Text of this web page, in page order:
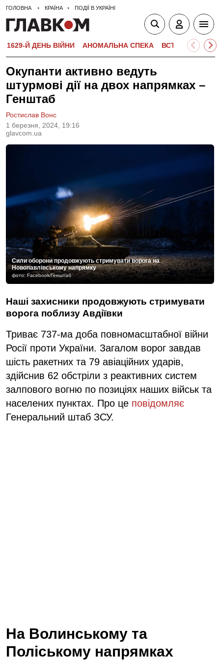
ГОЛОВНА КРАЇНА ПОДІЇ В УКРАЇНІ
1629-Й ДЕНЬ ВІЙНИ АНОМАЛЬНА СПЕКА ВСТУПНА
Окупанти активно ведуть
штурмові дії на двох напрямках –
Генштаб
1 березня, 2024, 19:16
glavcom.ua
Ростислав Вонс
Сили оборони продовжують стримувати ворога на
Новопавлівському напрямку
фото: Facebook/Генштаб
Наші захисники продовжують стримувати
ворога поблизу Авдіївки
Триває 737-ма доба повномасштабної війни
Росії проти України. Загалом ворог завдав
шість ракетних та 79 авіаційних ударів,
здійснив 62 обстріли з реактивних систем
залпового вогню по позиціях наших військ та
населених пунктах. Про це повідомляє
Генеральний штаб ЗСУ.
На Волинському та
Поліському напрямках